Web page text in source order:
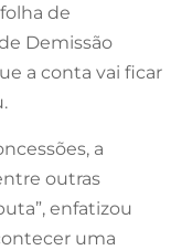
de
Demissão
a conta vai ficar
a
outras
enfatizou
uma